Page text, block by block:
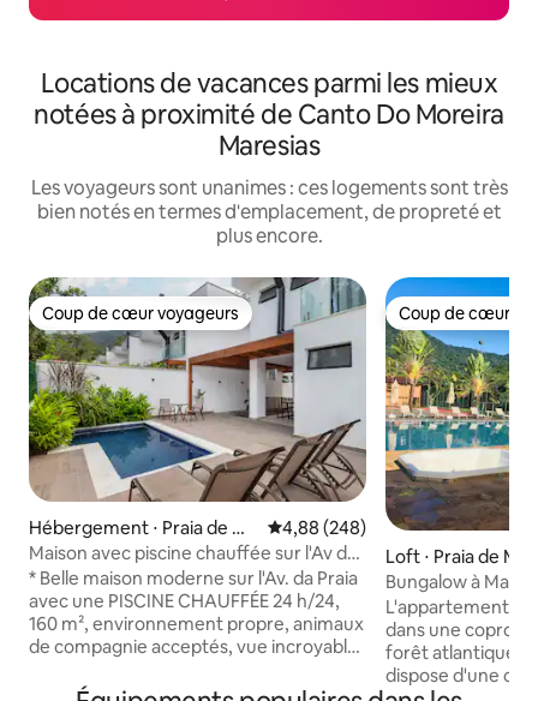
Locations de vacances parmi les mieux
notées à proximité de Canto Do Moreira
Maresias
Les voyageurs sont unanimes : ces logements sont très
bien notés en termes d'emplacement, de propreté et
plus encore.
Coup de cœur voyageurs
Coup de cœur voyageurs
Hébergement ⋅ Praia de Ma
resias
Évaluation moyenne sur la
4,88 (248)
Maison avec piscine chauffée sur l'Av da
Praia à Maresias
* Belle maison moderne sur l'Av. da Praia
avec une PISCINE CHAUFFÉE 24 h/24,
160 m², environnement propre, animaux
de compagnie acceptés, vue incroyable
3 places de parking et gardiennage
Coup de cœur
Coup de cœur
Loft ⋅ Praia de
Bungalow à
(Cond. Mata Azul)
L'appartement
dans une
forêt atlantique.
dispose d'une